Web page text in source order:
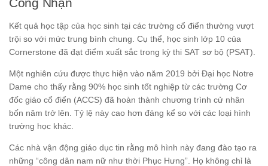
Kết quả học tập của học sinh tại các trường cổ điển thường vượt
trội so với mức trung bình chung. Cụ thể, học sinh lớp 10 của
Cornerstone đã đạt điểm xuất sắc trong kỳ thi SAT sơ bộ (PSAT).
Một nghiên cứu được thực hiện vào năm 2019 bởi Đại học Notre
Dame cho thấy rằng 90% học sinh tốt nghiệp từ các trường Cơ
đốc giáo cổ điển (ACCS) đã hoàn thành chương trình cử nhân
bốn năm trở lên. Tỷ lệ này cao hơn đáng kể so với các loại hình
trường học khác.
Các nhà vận động giáo dục tin rằng mô hình này đang đào tạo ra
những “công dân nam nữ như thời Phục Hưng”. Họ không chỉ là